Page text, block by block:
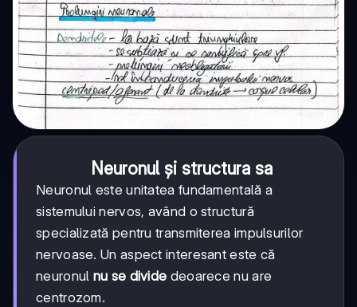
Neuronul și structura sa
Neuronul este unitatea fundamentală a
sistemului nervos, având o structură
specializată pentru transmiterea impulsurilor
nervoase. Un aspect interesant este că
neuronul nu se divide deoarece nu are
centrozom.